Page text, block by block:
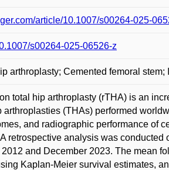
article/10.1007/s00264-025-
s00264-025-06526-z
arthroplasty; Cemented femoral
total hip arthroplasty (rTHA) is an
arthroplasties (THAs) performed
and radiographic performance of
retrospective analysis was
and December 2023. The mean
Kaplan-Meier survival estimates,